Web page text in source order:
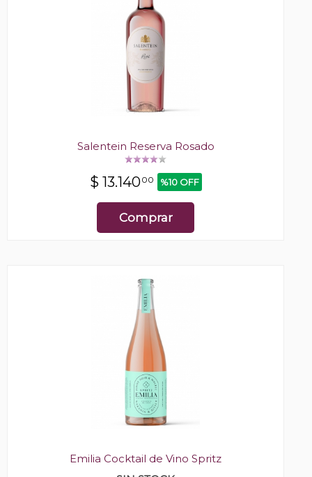
Salentein Reserva Rosado
$ 13.14000 %10 OFF
Comprar
Emilia Cocktail de Vino Spritz